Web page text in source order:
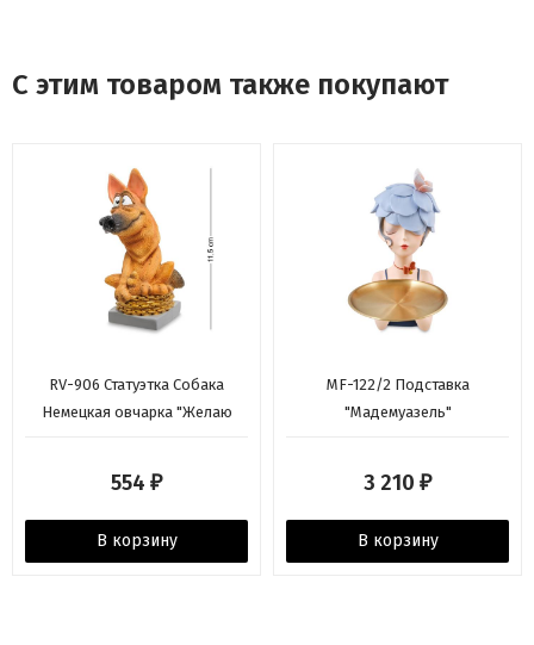
С этим товаром также покупают
RV-906 Статуэтка Собака
Немецкая овчарка "Желаю
554 ₽
В корзину
MF-122/2 Подставка
"Мадемуазель"
3 210 ₽
В корзину